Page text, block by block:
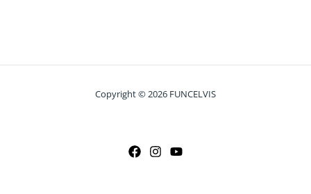
Copyright © 2026 FUNCELVIS